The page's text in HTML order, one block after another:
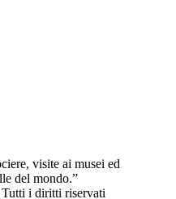
visite ai musei ed
del mondo.”
i diritti riservati